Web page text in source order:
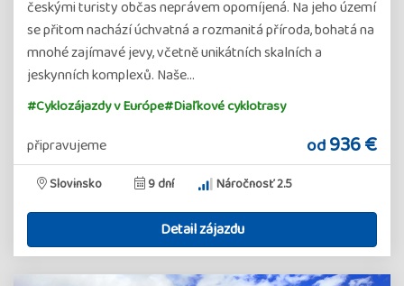
českými turisty občas neprávem opomíjená. Na jeho území
se přitom nachází úchvatná a rozmanitá příroda, bohatá na
mnohé zajímavé jevy, včetně unikátních skalních a
jeskynních komplexů. Naše…
#Cyklozájazdy v Európe#Diaľkové cyklotrasy
připravujeme od936 €
Slovinsko 9 dní Náročnosť 2.5
Detail zájazdu